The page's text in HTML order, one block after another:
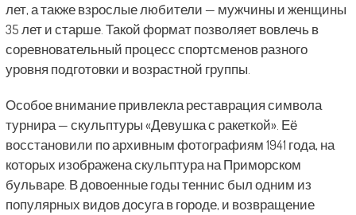
лет, а также взрослые любители — мужчины и женщины
35 лет и старше. Такой формат позволяет вовлечь в
соревновательный процесс спортсменов разного
уровня подготовки и возрастной группы.
Особое внимание привлекла реставрация символа
турнира — скульптуры «Девушка с ракеткой». Её
восстановили по архивным фотографиям 1941 года, на
которых изображена скульптура на Приморском
бульваре. В довоенные годы теннис был одним из
популярных видов досуга в городе, и возвращение